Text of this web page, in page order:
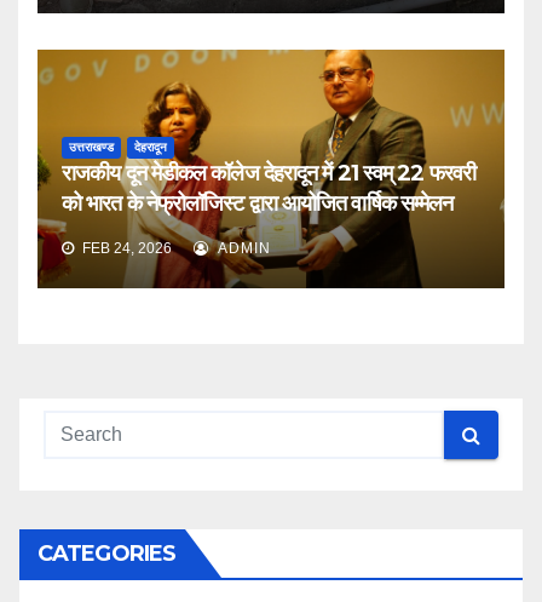
उत्तराखण्ड देहरादून
राजकीय दून मेडीकल कॉलेज देहरादून में 21 स्वम् 22 फरवरी
को भारत के नेफ्रोलॉजिस्ट द्वारा आयोजित वार्षिक सम्मेलन
FEB 24, 2026 ADMIN
CATEGORIES